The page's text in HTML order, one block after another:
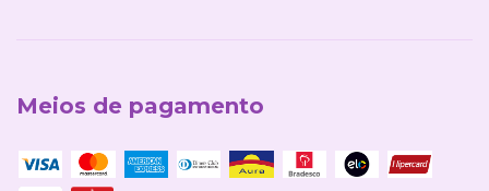
Meios de pagamento